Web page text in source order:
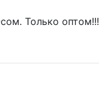
Только оптом!!!